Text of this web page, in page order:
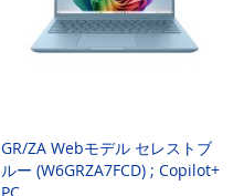
GR/ZA Webモデル セレストブ
ルー (W6GRZA7FCD) ; Copilot+
PC